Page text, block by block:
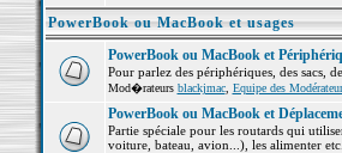
PowerBook ou MacBook et usages
PowerBook ou MacBook et
Pour parlez des périphériques, des sacs,
Mod�rateurs blackjmac, Equipe des
PowerBook ou MacBook et
Partie spéciale pour les routards qui
voiture, bateau, avion...), les alimenter